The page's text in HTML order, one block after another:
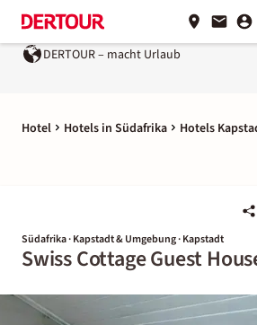
DERTOUR – macht Urlaub
Hotel Hotels in Südafrika Hotels
Südafrika · Kapstadt & Umgebung · Kapstadt
Swiss Cottage Guest